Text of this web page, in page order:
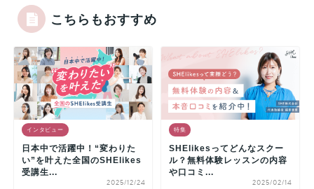
こちらもおすすめ
インタビュー
日本中で活躍中！“変わりた
い”を叶えた全国のSHElikes
受講生...
2025/12/24
特集
SHElikesってどんなスクー
ル？無料体験レッスンの内容
や口コミ...
2025/02/14